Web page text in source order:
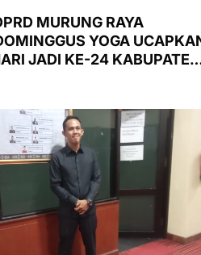
MURUNG RAYA
YOGA
JADI KE-24 KABUPATEN